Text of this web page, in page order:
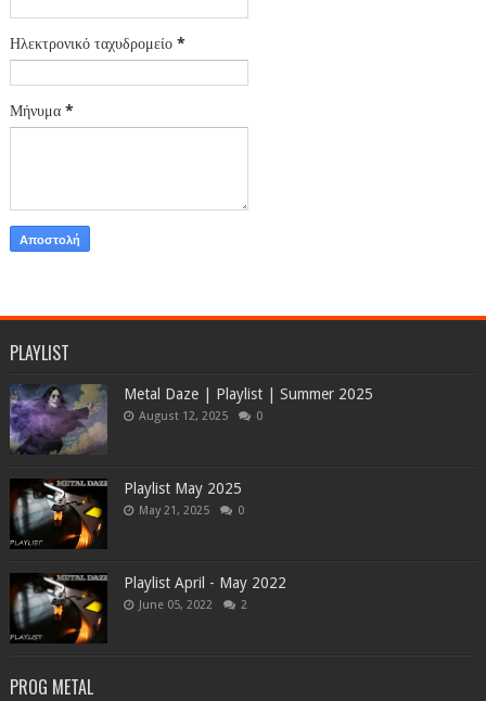
Ηλεκτρονικό ταχυδρομείο *
Μήνυμα *
PLAYLIST
Metal Daze | Playlist | Summer 2025
August 12, 2025 0
Playlist May 2025
May 21, 2025 0
Playlist April - May 2022
June 05, 2022 2
PROG METAL